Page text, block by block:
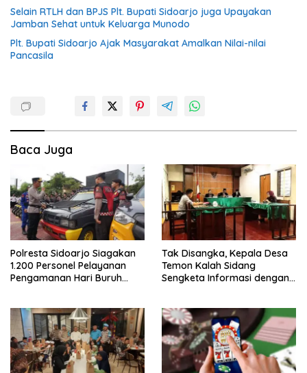
Selain RTLH dan BPJS Plt. Bupati Sidoarjo juga Upayakan
Jamban Sehat untuk Keluarga Munodo
Plt. Bupati Sidoarjo Ajak Masyarakat Amalkan Nilai-nilai
Pancasila
Baca Juga
Polresta Sidoarjo Siagakan
1.200 Personel Pelayanan
Pengamanan Hari Buruh
Tak Disangka, Kepala Desa
Temon Kalah Sidang
Sengketa Informasi dengan